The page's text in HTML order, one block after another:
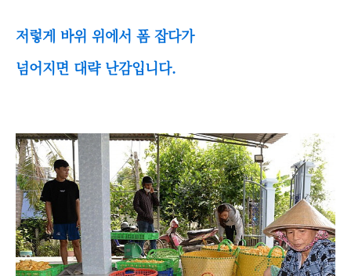
저렇게 바위 위에서 폼 잡다가
넘어지면 대략 난감입니다.